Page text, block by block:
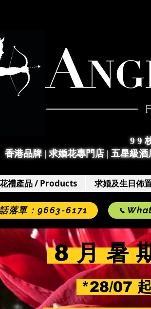
9 9
香港品牌 | 求婚花專門店| 五星級
花禮產品 / Products 求婚及生日佈
落單：9663-6171
8 月 暑
*28/07